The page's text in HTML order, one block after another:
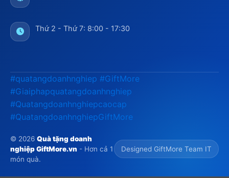
Thứ 2 - Thứ 7: 8:00 - 17:30
#quatangdoanhnghiep #GiftMore
#Giaiphapquatangdoanhnghiep
#Quatangdoanhnghiepcaocap
#QuatangdoanhnghiepGiftMore
© 2026 Quà tặng doanh
nghiệp GiftMore.vn - Hơn cả 1
món quà.
Designed GiftMore Team IT